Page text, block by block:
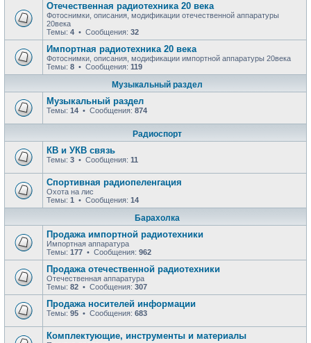
Отечественная радиотехника 20 века
Фотоснимки, описания, модификации отечественной аппаратуры
20века
Темы: 4 • Сообщения: 32
Импортная радиотехника 20 века
Фотоснимки, описания, модификации импортной аппаратуры 20века
Темы: 8 • Сообщения: 119
Музыкальный раздел
Музыкальный раздел
Темы: 14 • Сообщения: 874
Радиоспорт
КВ и УКВ связь
Темы: 3 • Сообщения: 11
Спортивная радиопеленгация
Охота на лис
Темы: 1 • Сообщения: 14
Барахолка
Продажа импортной радиотехники
Импортная аппаратура
Темы: 177 • Сообщения: 962
Продажа отечественной радиотехники
Отечественная аппаратура
Темы: 82 • Сообщения: 307
Продажa носителей информации
Темы: 95 • Сообщения: 683
Комплектующие, инструменты и материалы